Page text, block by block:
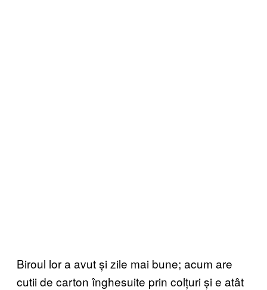
Biroul lor a avut și zile mai bune; acum are
cutii de carton înghesuite prin colțuri și e atât